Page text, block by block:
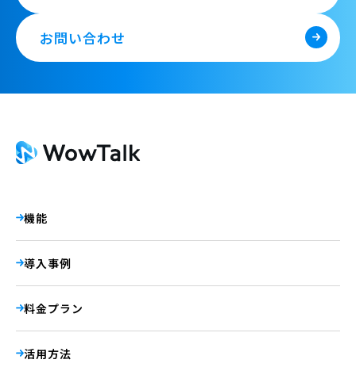
お問い合わせ
機能
導入事例
料金プラン
活用方法